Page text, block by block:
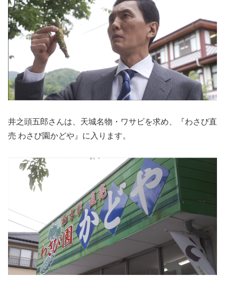
井之頭五郎さんは、天城名物・ワサビを求め、『わさび直
売 わさび園かどや』に入ります。